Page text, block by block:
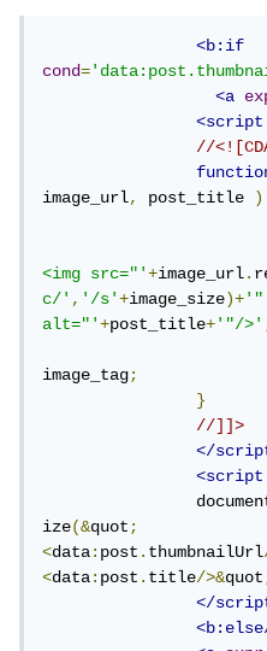
<b:if
cond=
<a
<script
//
image_url, post_title )
<img src="'+image_url.
c/','/s'+image_size)+'"
alt="'+post_title+'"/>'
image_tag;
}
//]]>
</
<script
ize(&quot;
<data:post.thumbnailUrl
<data:post.title/>&quot
</